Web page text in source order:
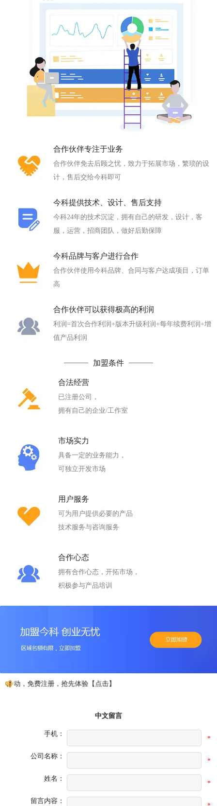
合作伙伴专注于业务
合作伙伴免去后顾之忧，致力于拓展市场，繁琐的设
计，售后交给今科即可
今科提供技术、设计、售后支持
今科24年的技术沉淀，拥有自己的研发，设计，客
服，运营，招商团队，做好后勤保障
今科品牌与客户进行合作
合作伙伴使用今科品牌、合同与客户达成项目，订单
高
合作伙伴可以获得极高的利润
利润=首次合作利润+版本升级利润+每年续费利润+增
值产品利润
加盟条件
合法经营
已注册公司，
拥有自己的企业/工作室
市场实力
具备一定的业务能力，
可独立开发市场
用户服务
可为用户提供必要的产品
技术服务与咨询服务
合作心态
拥有合作心态，开拓市场，
积极参与产品培训
动，免费注册，抢先体验【点击】
中文留言
手机：
*
公司名称：
*
姓名：
*
留言内容：